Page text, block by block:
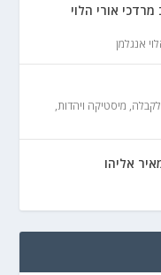
אורי הלוי
אנגלמן
, מיסטיקה ויהדות,
אליהו